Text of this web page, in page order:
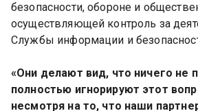
безопасности, обороне и
осуществляющей контроль за
Службы информации и
«Они делают вид, что ничего не
полностью игнорируют этот
несмотря на то, что наши